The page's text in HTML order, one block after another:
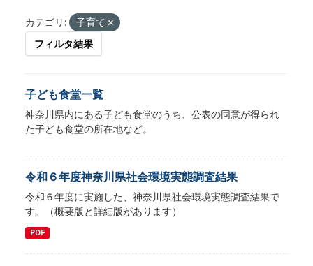
カテゴリ:
子育て
フィルタ結果
子ども食堂一覧
神奈川県内にある子ども食堂のうち、公表の同意が得られ
た子ども食堂の所在地など。
令和６年度神奈川県社会環境実態調査結果
令和６年度に実施した、神奈川県社会環境実態調査結果で
す。（概要版と詳細版があります）
PDF